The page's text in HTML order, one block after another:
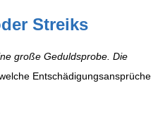
Streiks
große Geduldsprobe. Die
Entschädigungsansprüche